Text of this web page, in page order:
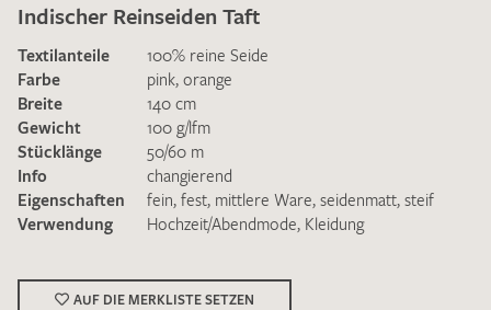
Ich bin damit einverstanden, dass meine angegebenen Daten
zur Beantwortung meiner Musteranfrage genutzt werden.
Datenschutzbestimmungen
genommen und akzeptiere diese.
Indischer Reinseiden Taft
Textilanteile
100% reine Seide
Farbe
pink, orange
Breite
140 cm
Gewicht
100 g/lfm
Stücklänge
50/60 m
Info
changierend
Eigenschaften
fein, fest, mittlere Ware, seidenmatt, steif
Verwendung
Hochzeit/Abendmode, Kleidung
AUF DIE MERKLISTE SETZEN